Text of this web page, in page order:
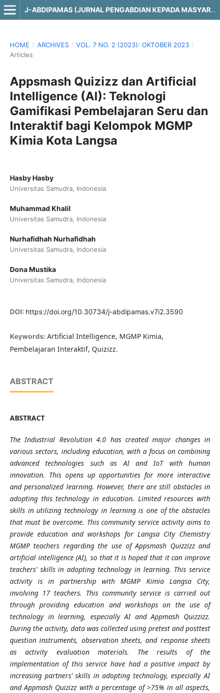
J-ABDIPAMAS (JURNAL PENGABDIAN KEPADA MASYARAKAT)
HOME / ARCHIVES / VOL. 7 NO. 2 (2023): OKTOBER 2023 /
Articles
Appsmash Quizizz dan Artificial
Intelligence (AI): Teknologi
Gamifikasi Pembelajaran Seru dan
Interaktif bagi Kelompok MGMP
Kimia Kota Langsa
Hasby Hasby
Universitas Samudra, Indonesia
Muhammad Khalil
Universitas Samudra, Indonesia
Nurhafidhah Nurhafidhah
Universitas Samudra, Indonesia
Dona Mustika
Universitas Samudra, Indonesia
DOI: https://doi.org/10.30734/j-abdipamas.v7i2.3590
Keywords: Artificial Intelligence, MGMP Kimia,
Pembelajaran Interaktif, Quizizz.
ABSTRACT
ABSTRACT
The Industrial Revolution 4.0 has created major changes in
various sectors, including education, with a focus on combining
advanced technologies such as AI and IoT with human
innovation. This opens up opportunities for more interactive
and personalized learning. However, there are still obstacles in
adopting this technology in education. Limited resources with
skills in utilizing technology in learning is one of the obstacles
that must be overcome. This community service activity aims to
provide education and workshops for Langsa City Chemistry
MGMP teachers regarding the use of Appsmash Quizzizz and
artificial intelligence (AI), so that it is hoped that it can improve
teachers' skills in adopting technology in learning. This service
activity is in partnership with MGMP Kimia Langsa City,
involving 17 teachers. This community service is carried out
through providing education and workshops on the use of
technology in learning, especially AI and Appmash Quizzizz.
During the activity, data was collected using pretest and posttest
question instruments, observation sheets, and response sheets
as activity evaluation materials. The results of the
implementation of this service have had a positive impact by
increasing partners' skills in adopting technology, especially AI
and Appmash Quizizz with a percentage of >75% in all aspects,